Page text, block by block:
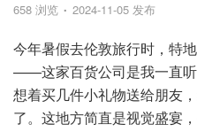
658 浏览 2024-11-05 发布
今年暑假去伦敦旅行时，特
——这家百货公司是我一直
想着买几件小礼物送给朋友
了。这地方简直是视觉盛宴